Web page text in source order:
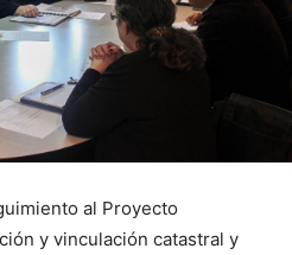
al Proyecto
y vinculación catastral y